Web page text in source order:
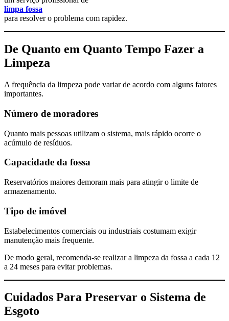
limpa fossa
para resolver o problema com rapidez.
De Quanto em Quanto Tempo Fazer a
Limpeza
A frequência da limpeza pode variar de acordo com alguns fatores
importantes.
Número de moradores
Quanto mais pessoas utilizam o sistema, mais rápido ocorre o
acúmulo de resíduos.
Capacidade da fossa
Reservatórios maiores demoram mais para atingir o limite de
armazenamento.
Tipo de imóvel
Estabelecimentos comerciais ou industriais costumam exigir
manutenção mais frequente.
De modo geral, recomenda-se realizar a limpeza da fossa a cada 12
a 24 meses para evitar problemas.
Cuidados Para Preservar o Sistema de
Esgoto